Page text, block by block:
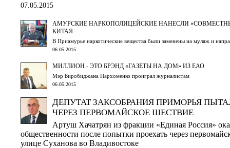
07.05.2015
АМУРСКИЕ НАРКОПОЛИЦЕЙСКИЕ НАНЕСЛИ
КИТАЯ
В Приамурье наркотические вещества были заменены на муляж и
06.05.2015
МИЛЛИОН - ЭТО БРЭНД «ГАЗЕТЫ НА ДОМ» ИЗ ЕАО
Мэр Биробиджана Пархоменко проиграл журналистам
06.05.2015
ДЕПУТАТ ЗАКСОБРАНИЯ ПРИМОРЬЯ
ЧЕРЕЗ ПЕРВОМАЙСКОЕ ШЕСТВИЕ
Артуш Хачатрян из фракции «Единая Россия»
общественности после попытки проехать через
улице Суханова во Владивостоке